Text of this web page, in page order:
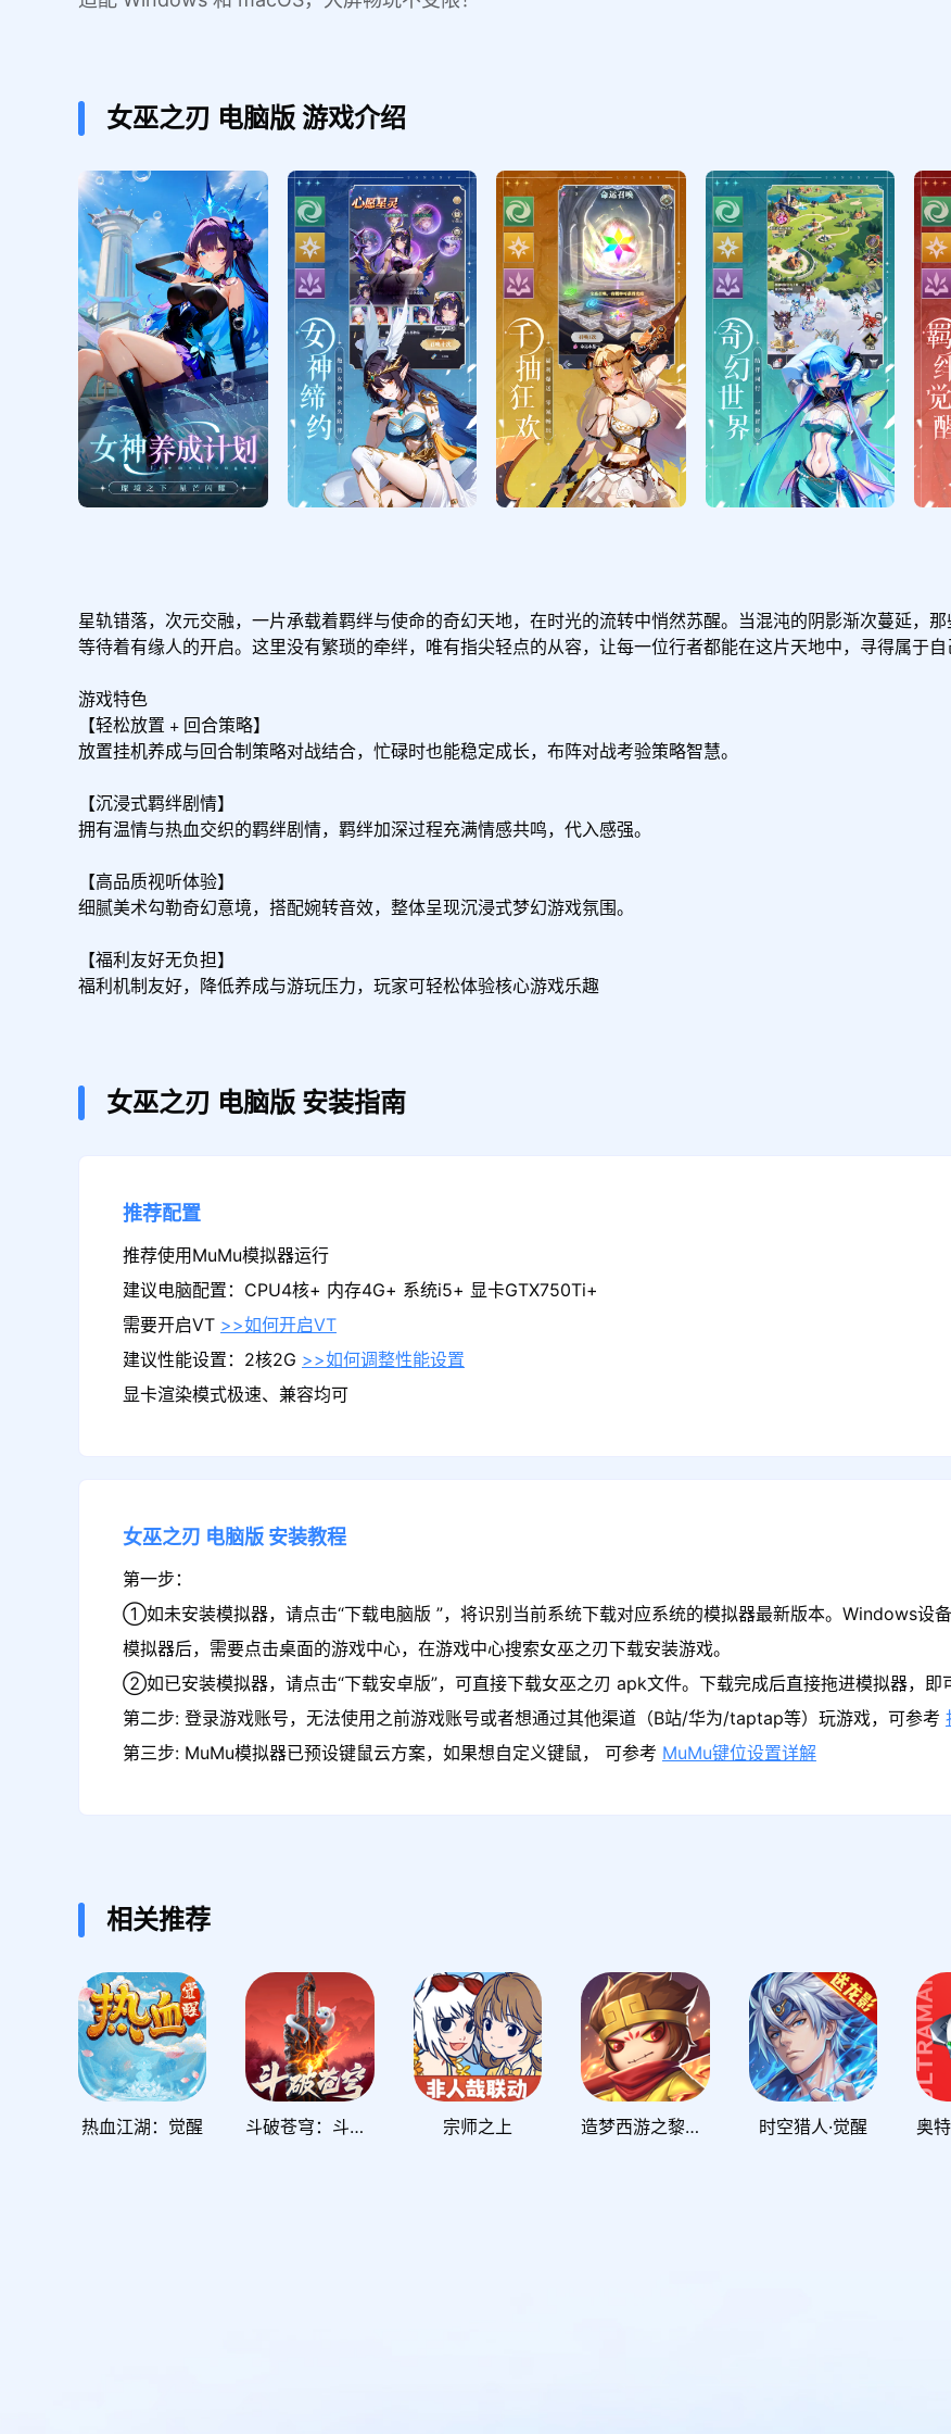
女巫之刃 电脑版 游戏介绍
星轨错落，次元交融，一片承载着羁绊与使命的奇幻天地，在时光的流转中悄然苏醒。当混沌的阴影渐次蔓延，
等待着有缘人的开启。这里没有繁琐的牵绊，唯有指尖轻点的从容，让每一位行者都能在这片天地中，寻得属于自
游戏特色
【轻松放置 + 回合策略】
放置挂机养成与回合制策略对战结合，忙碌时也能稳定成长，布阵对战考验策略智慧。
【沉浸式羁绊剧情】
拥有温情与热血交织的羁绊剧情，羁绊加深过程充满情感共鸣，代入感强。
【高品质视听体验】
细腻美术勾勒奇幻意境，搭配婉转音效，整体呈现沉浸式梦幻游戏氛围。
【福利友好无负担】
福利机制友好，降低养成与游玩压力，玩家可轻松体验核心游戏乐趣
女巫之刃 电脑版 安装指南
推荐配置
推荐使用MuMu模拟器运行
建议电脑配置：CPU4核+ 内存4G+ 系统i5+ 显卡GTX750Ti+
需要开启VT >>如何开启VT
建议性能设置：2核2G >>如何调整性能设置
显卡渲染模式极速、兼容均可
女巫之刃 电脑版 安装教程
第一步：
①如未安装模拟器，请点击“下载电脑版 ”，将识别当前系统下载对应系统的模拟器最新版本。Windows设
模拟器后，需要点击桌面的游戏中心，在游戏中心搜索女巫之刃下载安装游戏。
②如已安装模拟器，请点击“下载安卓版”，可直接下载女巫之刃 apk文件。下载完成后直接拖进模拟器，即
第二步: 登录游戏账号，无法使用之前游戏账号或者想通过其他渠道（B站/华为/taptap等）玩游戏，可参考
第三步: MuMu模拟器已预设键鼠云方案，如果想自定义键鼠， 可参考 MuMu键位设置详解
相关推荐
热血江湖：觉醒 斗破苍穹：斗帝之路 宗师之上 造梦西游之黎尤浩劫篇 时空猎人·觉醒